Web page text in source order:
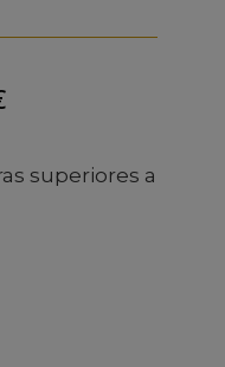
superiores a